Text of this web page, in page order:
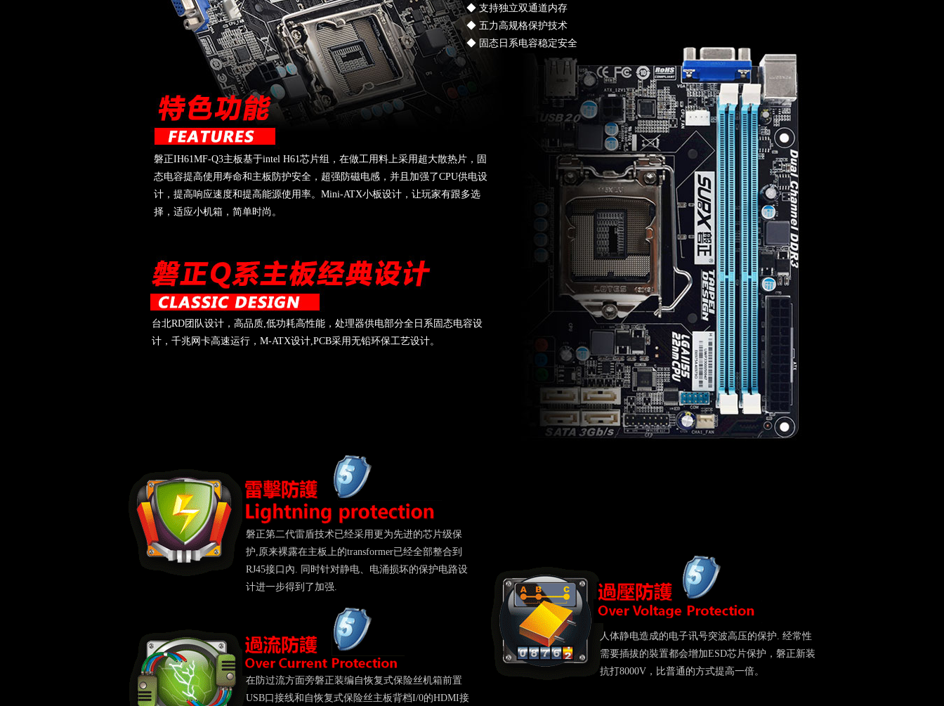
◆ 支持独立双通道内存
◆ 五力高规格保护技术
◆ 固态日系电容稳定安全
磐正IH61MF-Q3主板基于intel H61芯片组，在做工用料上采用超大散热片，固
态电容提高使用寿命和主板防护安全，超强防磁电感，并且加强了CPU供电设
计，提高响应速度和提高能源使用率。Mini-ATX小板设计，让玩家有跟多选
择，适应小机箱，简单时尚。
台北RD团队设计，高品质,低功耗高性能，处理器供电部分全日系固态电容设
计，千兆网卡高速运行，M-ATX设计,PCB采用无铅环保工艺设计。
磐正第二代雷盾技术已经采用更为先进的芯片级保
护,原来裸露在主板上的transformer已经全部整合到
RJ45接口內. 同时针对静电、电涌损坏的保护电路设
计进一步得到了加强.
在防过流方面旁磐正装编自恢复式保险丝机箱前置
USB口接线和自恢复式保险丝主板背档I/0的HDMI接
人体静电造成的电子讯号突波高压的保护. 经常性
需要插拔的裝置都会增加ESD芯片保护，磐正新装
抗打8000V，比普通的方式提高一倍。